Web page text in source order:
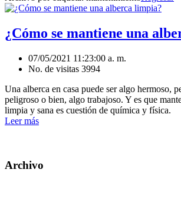
¿Cómo se mantiene una
07/05/2021 11:23:00 a. m.
No. de visitas 3994
Una alberca en casa puede ser algo hermoso,
peligroso o bien, algo trabajoso. Y es que
limpia y sana es cuestión de química y física.
Leer más
Archivo